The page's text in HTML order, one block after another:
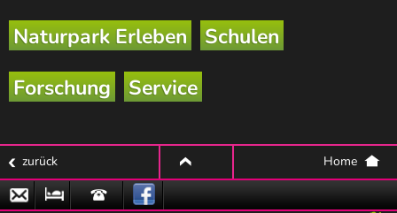
Naturpark Erleben
Schulen
Forschung
Service
zurück top
Home